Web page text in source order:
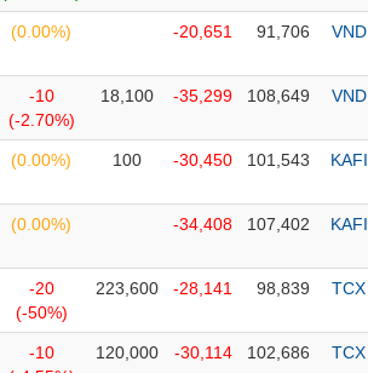
(0.00%) -20,651 91,706 VND
-10
(-2.70%)
18,100 -35,299 108,649 VND
(0.00%) 100 -30,450 101,543 KAFI
(0.00%) -34,408 107,402 KAFI
-20
(-50%)
223,600 -28,141 98,839 TCX
-10
120,000 -30,114 102,686 TCX